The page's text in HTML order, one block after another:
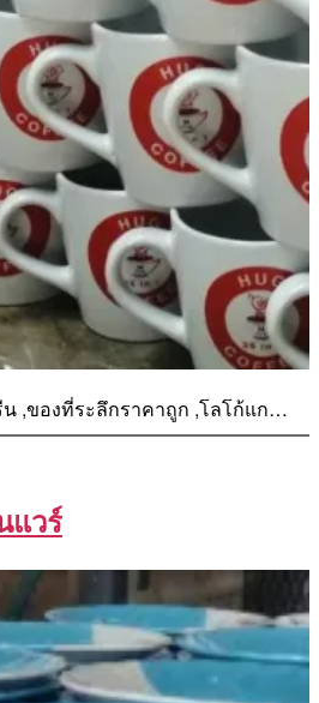
,ของที่ระลึกราคาถูก ,โลโก้แก…
แวร์